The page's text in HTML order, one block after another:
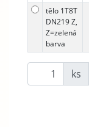
tělo 1T8T
DN219 Z,
Z=zelená
barva
ks